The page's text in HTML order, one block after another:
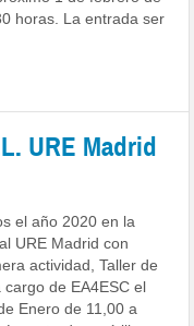
horas. La entrada ser
URE Madrid
el año 2020 en la
URE Madrid con
actividad, Taller de
cargo de EA4ESC el
Enero de 11,00 a